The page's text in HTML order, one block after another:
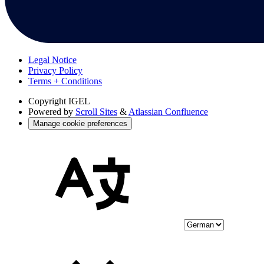
Legal Notice
Privacy Policy
Terms + Conditions
Copyright IGEL
Powered by Scroll Sites & Atlassian Confluence
Manage cookie preferences